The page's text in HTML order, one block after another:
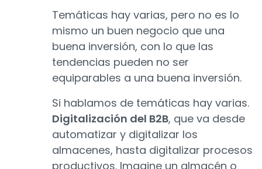
Temáticas hay varias, pero no es lo
mismo un buen negocio que una
buena inversión, con lo que las
tendencias pueden no ser
equiparables a una buena inversión.
Si hablamos de temáticas hay varias.
Digitalización del B2B, que va desde
automatizar y digitalizar los
almacenes, hasta digitalizar procesos
productivos. Imagine un almacén o